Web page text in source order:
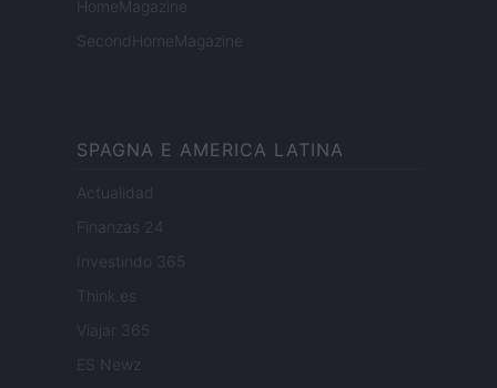
HomeMagazine
SecondHomeMagazine
SPAGNA E AMERICA LATINA
Actualidad
Finanzas 24
Investindo 365
Think.es
Viajar 365
ES Newz